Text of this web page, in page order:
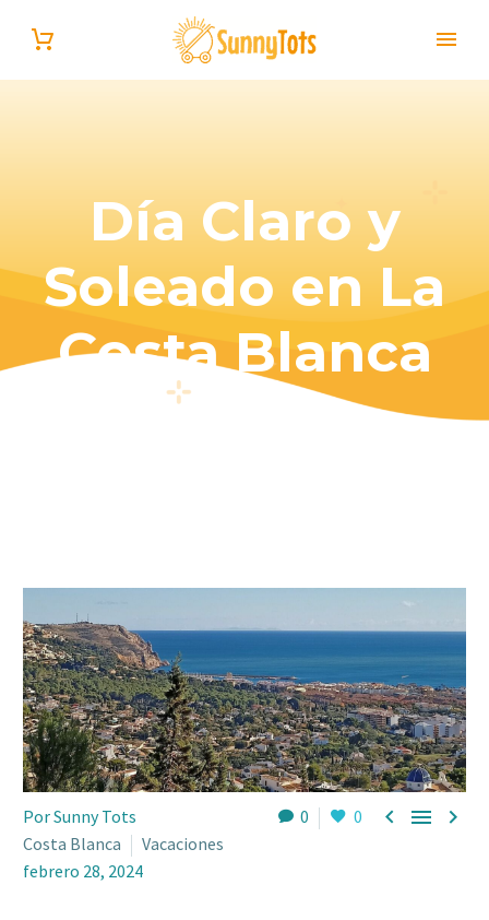
Español
Día Claro y
Soleado en La
Costa Blanca
0 0   
Por Sunny Tots
Costa Blanca
Vacaciones
febrero 28, 2024